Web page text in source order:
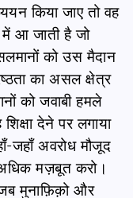
किया जाए तो वह
आ जाती है जो
को उस मैदान
का असल क्षेत्र
को जवाबी हमले
देने पर लगाया
जहाँ अवरोध मौजूद
मज़बूत करो।
मुनाफ़िक़ो और